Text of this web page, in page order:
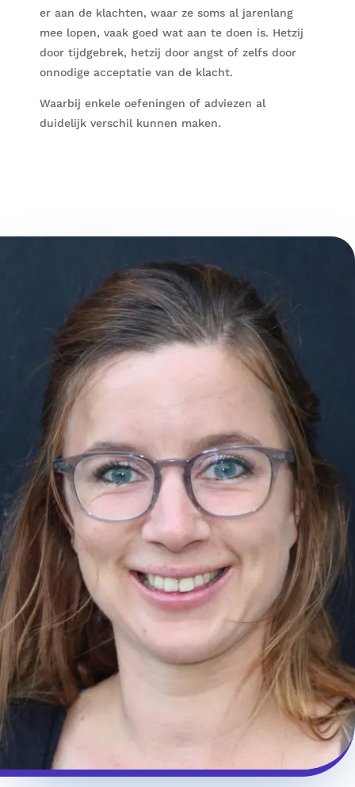
er aan de klachten, waar ze soms al jarenlang
mee lopen, vaak goed wat aan te doen is. Hetzij
door tijdgebrek, hetzij door angst of zelfs door
onnodige acceptatie van de klacht.
Waarbij enkele oefeningen of adviezen al
duidelijk verschil kunnen maken.